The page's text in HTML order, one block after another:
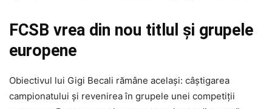
FCSB vrea din nou titlul și grupele
europene
Obiectivul lui Gigi Becali rămâne același: câștigarea
campionatului și revenirea în grupele unei competiții